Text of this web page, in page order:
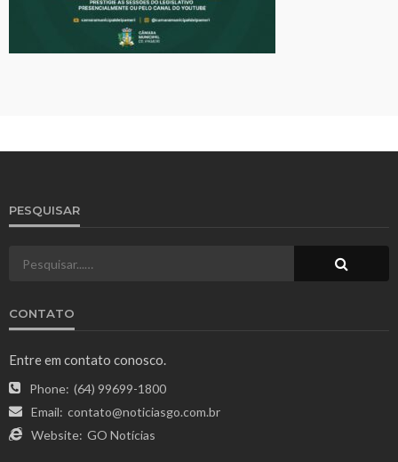
PESQUISAR
CONTATO
Entre em contato conosco.
Phone: (64) 99699-1800
Email: contato@noticiasgo.com.br
Website: GO Notícias